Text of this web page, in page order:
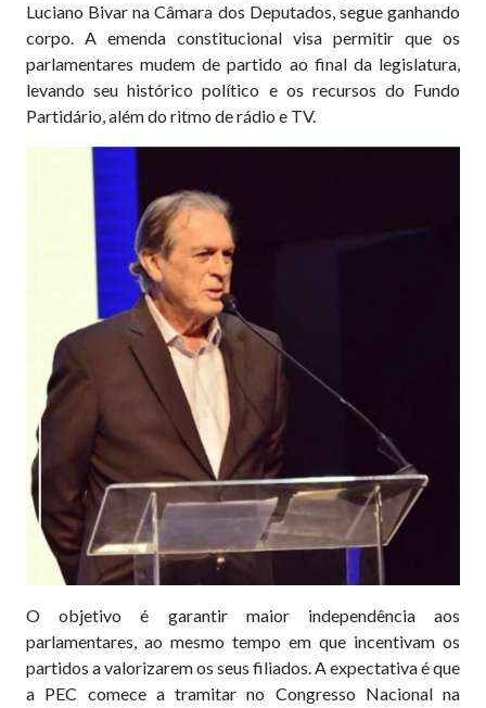
Luciano Bivar na Câmara dos Deputados, segue ganhando
corpo. A emenda constitucional visa permitir que os
parlamentares mudem de partido ao final da legislatura,
levando seu histórico político e os recursos do Fundo
Partidário, além do ritmo de rádio e TV.
O objetivo é garantir maior independência aos
parlamentares, ao mesmo tempo em que incentivam os
partidos a valorizarem os seus filiados. A expectativa é que
a PEC comece a tramitar no Congresso Nacional na